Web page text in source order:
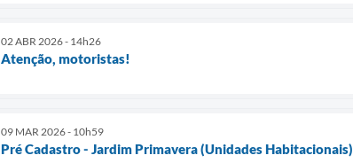
02 ABR 2026 - 14h26
Atenção, motoristas!
09 MAR 2026 - 10h59
Pré Cadastro - Jardim Primavera (Unidades Habitacionais)